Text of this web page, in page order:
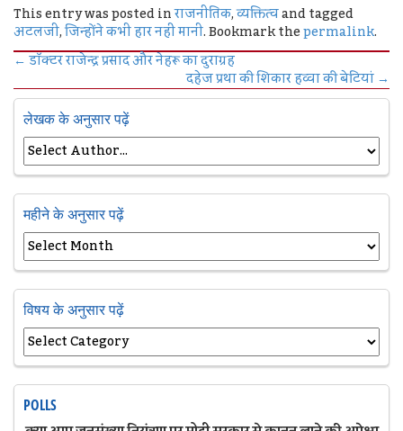
This entry was posted inराजनीतिक,व्यक्तित्वand tagged
अटलजी,जिन्होंने कभी हार नहीं मानी. Bookmark thepermalink.
←डॉक्टर राजेन्द्र प्रसाद और नेहरू का दुराग्रह
दहेज प्रथा की शिकार हव्वा की बेटियां→
लेखक के अनुसार पढ़ें
महीने के अनुसार पढ़ें
विषय के अनुसार पढ़ें
POLLS